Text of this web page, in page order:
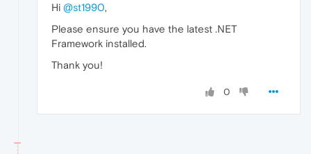
Hi @st1990,
Please ensure you have the latest .NET
Framework installed.
Thank you!
0